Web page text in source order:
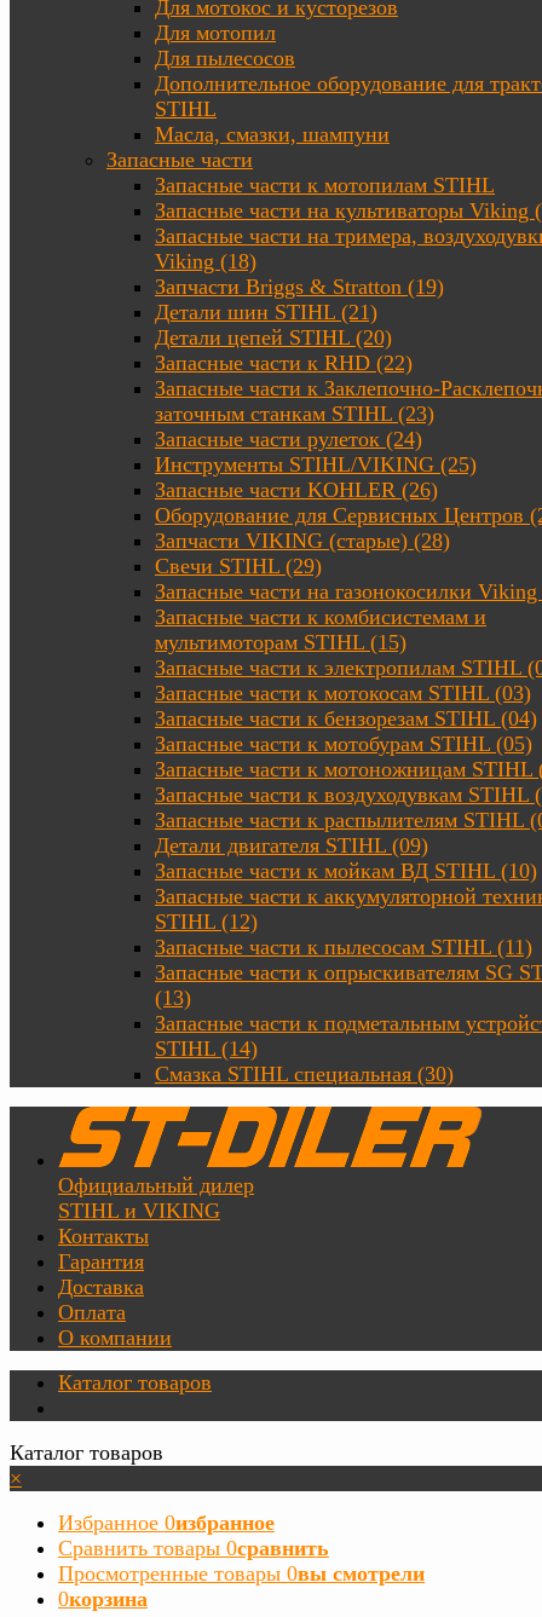
Для мотокос и кусторезов
Для мотопил
Для пылесосов
Дополнительное оборудование для
STIHL
Масла, смазки, шампуни
Запасные части
Запасные части к мотопилам STIHL
Запасные части на культиваторы Viking
Запасные части на тримера,
Viking (18)
Запчасти Briggs & Stratton (19)
Детали шин STIHL (21)
Детали цепей STIHL (20)
Запасные части к RHD (22)
Запасные части к Заклепочно-
заточным станкам STIHL (23)
Запасные части рулеток (24)
Инструменты STIHL/VIKING (25)
Запасные части KOHLER (26)
Оборудование для Сервисных Центров
Запчасти VIKING (старые) (28)
Свечи STIHL (29)
Запасные части на газонокосилки
Запасные части к комбисистемам и
мультимоторам STIHL (15)
Запасные части к электропилам STIHL
Запасные части к мотокосам STIHL (03)
Запасные части к бензорезам STIHL (04)
Запасные части к мотобурам STIHL (05)
Запасные части к мотоножницам STIHL
Запасные части к воздуходувкам STIHL
Запасные части к распылителям STIHL
Детали двигателя STIHL (09)
Запасные части к мойкам ВД STIHL (10)
Запасные части к аккумуляторной
STIHL (12)
Запасные части к пылесосам STIHL (11)
Запасные части к опрыскивателям SG
(13)
Запасные части к подметальным
STIHL (14)
Смазка STIHL специальная (30)
Официальный дилер
STIHL и VIKING
Контакты
Гарантия
Доставка
Оплата
О компании
Каталог товаров
Каталог товаров
×
Избранное 0избранное
Сравнить товары 0сравнить
Просмотренные товары 0вы смотрели
0корзина